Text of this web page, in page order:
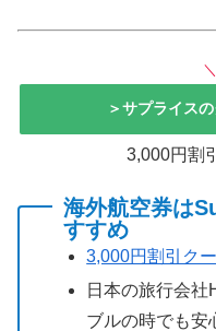
＞サプライス
3,000円割
海外航空券は
すすめ
3,000円割引ク
日本の旅行会社
ブルの時でも安